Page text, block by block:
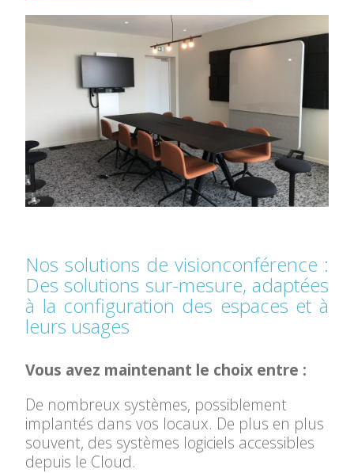
Nos solutions de visionconférence :
Des solutions sur-mesure, adaptées
à la configuration des espaces et à
leurs usages
Vous avez maintenant le choix entre :
De nombreux systèmes, possiblement
implantés dans vos locaux. De plus en plus
souvent, des systèmes logiciels accessibles
depuis le Cloud.